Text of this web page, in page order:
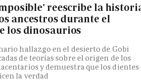
reescribe la
ancestros durante el
los dinosaurios
hallazgo en el desierto de Gobi
de teorías sobre el origen de los
y demuestra que los dientes
la verdad